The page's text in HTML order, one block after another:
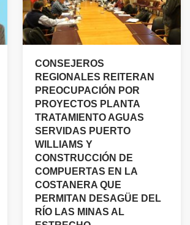
CONSEJEROS
REGIONALES REITERAN
PREOCUPACIÓN POR
PROYECTOS PLANTA
TRATAMIENTO AGUAS
SERVIDAS PUERTO
WILLIAMS Y
CONSTRUCCIÓN DE
COMPUERTAS EN LA
COSTANERA QUE
PERMITAN DESAGÜE DEL
RÍO LAS MINAS AL